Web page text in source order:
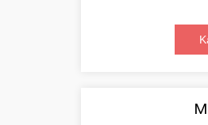
services
management,
🛴 3.
market.